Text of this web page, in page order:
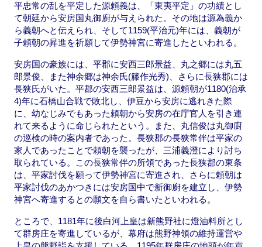
平忠常の乱を平定した源頼義は、「東夷平定」の功績とし
て朝廷から安房国丸御廚が与えられた。その地は源為義か
ら義朝へと伝えられ、そして1159(平治元)年には、義朝が
子頼朝の昇進を祈願して伊勢神宮に寄進したといわれる。
安房国の豪族には、平郡に安西三郎景益、丸之郷には丸五
郎景俊、また神余郷は神余氏(籐作光秀)、さらに長狭郡には
長狭氏がいた。平郡の安西三郎景益は、源頼朝が1180(治承
4)年に石橋山合戦で敗北し、伊豆から安房に逃れきた際
に、幼なじみでもあった頼朝から安房の在庁官人を引き連
れて来るように命じられたという。また、丸信俊は丸御廚
の巡検の時の案内者であった。長狭郡の長狭常伴は平家の
家人であったことで頼朝を襲ったが、三浦義澄により討ち
取られている。この長狭常伴の所領であった長狭郡の東条
は、平家討伐を願って伊勢神宮に寄進され、さらに頼朝は
平家討伐のあかつきには安房国中で新御廚を建立し、伊勢
神宮へ寄進するとの願文を自ら書いたといわれる。
ところで、1181年に後白河上皇は新熊野社に燈油料所とし
て群房庄を寄進しているが、幕府は熊野神領の維持運営や